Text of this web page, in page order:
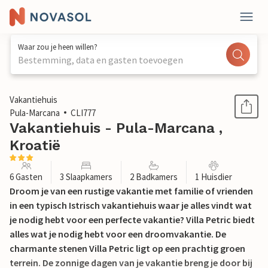
Waar zou je heen willen?
Bestemming, data en gasten toevoegen
1 / 23
Vakantiehuis
Pula-Marcana
CLI777
Vakantiehuis - Pula-Marcana ,
Kroatië
6 Gasten 3 Slaapkamers 2 Badkamers 1 Huisdier
Droom je van een rustige vakantie met familie of vrienden
in een typisch Istrisch vakantiehuis waar je alles vindt wat
je nodig hebt voor een perfecte vakantie? Villa Petric biedt
alles wat je nodig hebt voor een droomvakantie. De
charmante stenen Villa Petric ligt op een prachtig groen
terrein. De zonnige dagen van je vakantie breng je door bij